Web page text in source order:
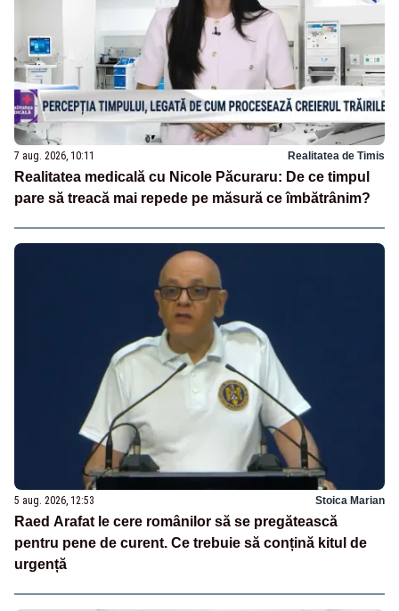
7 aug. 2026, 10:11 Realitatea de Timis
Realitatea medicală cu Nicole Păcuraru: De ce timpul
pare să treacă mai repede pe măsură ce îmbătrânim?
5 aug. 2026, 12:53 Stoica Marian
Raed Arafat le cere românilor să se pregătească
pentru pene de curent. Ce trebuie să conțină kitul de
urgență